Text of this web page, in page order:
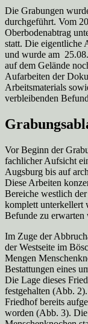
Die Grabungen
durchgeführt. Vom
Oberbodenabtrag
statt. Die eigentliche
und wurde am
auf dem Gelände
Aufarbeiten der
Arbeitsmaterials
verbleibenden
Vor Beginn der
fachlicher Aufsicht
Augsburg bis auf
Diese Arbeiten
Bereiche westlich
komplett unterkellert
Befunde zu erwarten
Im Zuge der
der Westseite im
Mengen
Bestattungen eines
Die Lage dieses
festgehalten (Abb.
Friedhof bereits
worden (Abb. 3). Die